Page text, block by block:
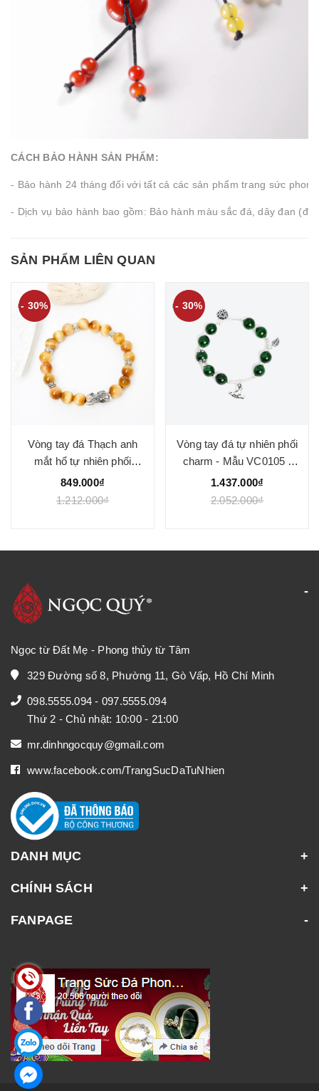
CÁCH BẢO HÀNH SẢN PHẨM:
- Bảo hành 24 tháng đối với tất cả các sản phẩm trang sức
- Dịch vụ bảo hành bao gồm: Bảo hành màu sắc đá, dây đan
SẢN PHẨM LIÊN QUAN
anh
- 30%
Vòng tay đá tự nhiên phối
charm - Mẫu VC0105 -
1.437.000₫
2.052.000₫
Ngọc Quý
407.000₫
Ngọc từ Đất Mẹ - Phong thủy từ Tâm
329 Đường số 8, Phường 11, Gò Vấp, Hồ Chí Minh
098.5555.094 - 097.5555.094
Thứ 2 - Chủ nhật: 10:00 - 21:00
mr.dinhngocquy@gmail.com
www.facebook.com/TrangSucDaTuNhien
DANH MỤC
CHÍNH SÁCH
FANPAGE